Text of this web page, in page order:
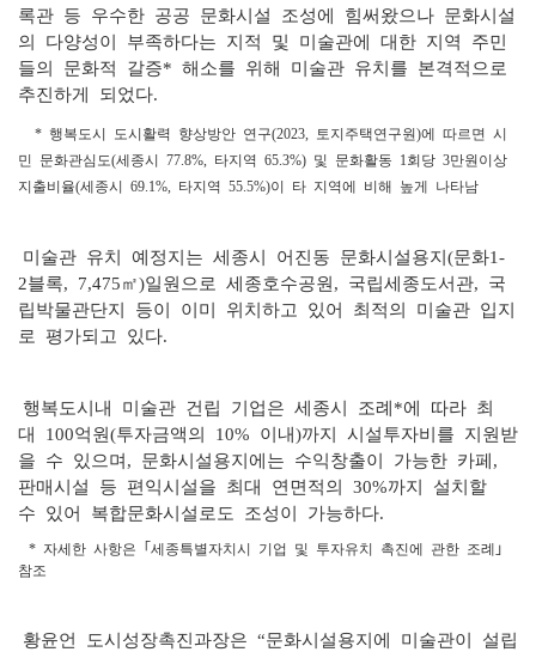
록관 등 우수한 공공 문화시설 조성에 힘써왔으나 문화시설
의 다양성이 부족하다는 지적 및 미술관에 대한 지역 주민
들의 문화적 갈증* 해소를 위해 미술관 유치를 본격적으로
추진하게 되었다.
* 행복도시 도시활력 향상방안 연구(2023, 토지주택연구원)에 따르면 시
민 문화관심도(세종시 77.8%, 타지역 65.3%) 및 문화활동 1회당 3만원이상
지출비율(세종시 69.1%, 타지역 55.5%)이 타 지역에 비해 높게 나타남
미술관 유치 예정지는 세종시 어진동 문화시설용지(문화1-
2블록, 7,475㎡)일원으로 세종호수공원, 국립세종도서관, 국
립박물관단지 등이 이미 위치하고 있어 최적의 미술관 입지
로 평가되고 있다.
행복도시내 미술관 건립 기업은 세종시 조례*에 따라 최
대 100억원(투자금액의 10% 이내)까지 시설투자비를 지원받
을 수 있으며, 문화시설용지에는 수익창출이 가능한 카페,
판매시설 등 편익시설을 최대 연면적의 30%까지 설치할
수 있어 복합문화시설로도 조성이 가능하다.
* 자세한 사항은 ｢세종특별자치시 기업 및 투자유치 촉진에 관한 조례｣
참조
황윤언 도시성장촉진과장은 “문화시설용지에 미술관이 설립